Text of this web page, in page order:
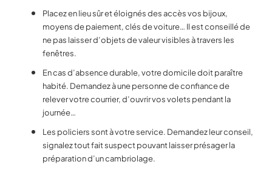
Placez en lieu sûr et éloignés des accès vos bijoux,
moyens de paiement, clés de voiture… Il est conseillé de
ne pas laisser d’objets de valeur visibles à travers les
fenêtres.
En cas d’absence durable, votre domicile doit paraître
habité. Demandez à une personne de confiance de
relever votre courrier, d’ouvrir vos volets pendant la
journée…
Les policiers sont à votre service. Demandez leur conseil,
signalez tout fait suspect pouvant laisser présager la
préparation d’un cambriolage.